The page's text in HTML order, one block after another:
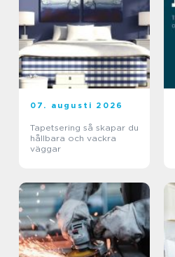
07. augusti 2026
Tapetsering så skapar du
hållbara och vackra
väggar